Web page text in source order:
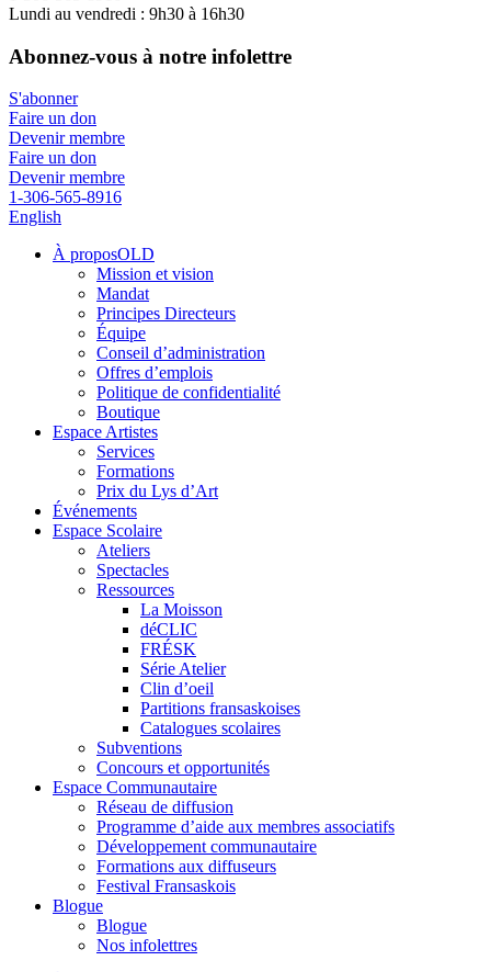
Lundi au vendredi : 9h30 à 16h30
Abonnez-vous à notre infolettre
S'abonner
Faire un don
Devenir membre
Faire un don
Devenir membre
1-306-565-8916
English
À proposOLD
Mission et vision
Mandat
Principes Directeurs
Équipe
Conseil d’administration
Offres d’emplois
Politique de confidentialité
Boutique
Espace Artistes
Services
Formations
Prix du Lys d’Art
Événements
Espace Scolaire
Ateliers
Spectacles
Ressources
La Moisson
déCLIC
FRÉSK
Série Atelier
Clin d’oeil
Partitions fransaskoises
Catalogues scolaires
Subventions
Concours et opportunités
Espace Communautaire
Réseau de diffusion
Programme d’aide aux membres associatifs
Développement communautaire
Formations aux diffuseurs
Festival Fransaskois
Blogue
Blogue
Nos infolettres